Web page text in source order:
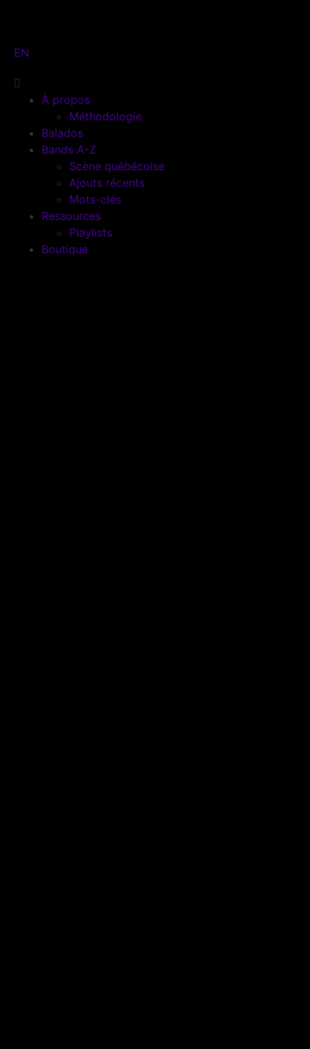
EN
À propos
Méthodologie
Balados
Bands A-Z
Scène québécoise
Ajouts récents
Mots-clés
Ressources
Playlists
Boutique